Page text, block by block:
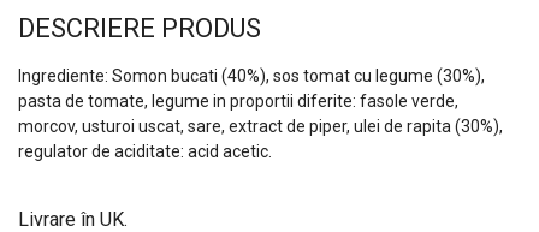
DESCRIERE PRODUS
Ingrediente: Somon bucati (40%), sos tomat cu legume (30%),
pasta de tomate, legume in proportii diferite: fasole verde,
morcov, usturoi uscat, sare, extract de piper, ulei de rapita (30%),
regulator de aciditate: acid acetic.
Livrare în UK.